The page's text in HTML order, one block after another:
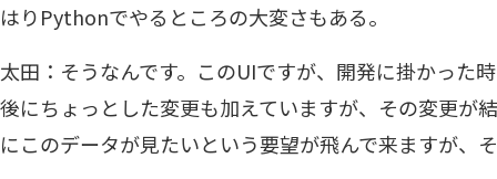
はりPythonでやるところの大変さもある。
太田：そうなんです。このUIですが、開発に掛かった
後にちょっとした変更も加えていますが、その変更が
にこのデータが見たいという要望が飛んで来ますが、